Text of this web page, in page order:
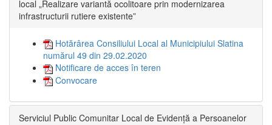
local „Realizare variantă ocolitoare prin modernizarea
infrastructurii rutiere existente”
Hotărârea Consiliului Local al Municipiului Slatina
numărul 49 din 29.02.2020
Notificare de acces în teren
Convocare
Serviciul Public Comunitar Local de Evidență a Persoanelor